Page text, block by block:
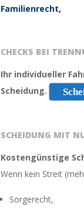
Familienrecht,
CHECKS BEI
Ihr individueller
Scheidung.
SCHEIDUNG MIT
Kostengünstige
Wenn kein Streit
Sorgerecht,